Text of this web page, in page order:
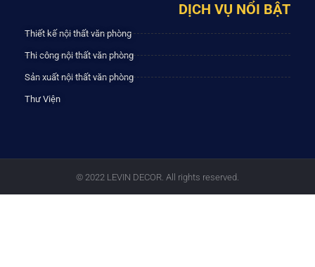
DỊCH VỤ NỔI BẬT
Thiết kế nội thất văn phòng
Thi công nội thất văn phòng
Sản xuất nội thất văn phòng
Thư Viện
© 2022 LEVIN DECOR. All rights reserved.